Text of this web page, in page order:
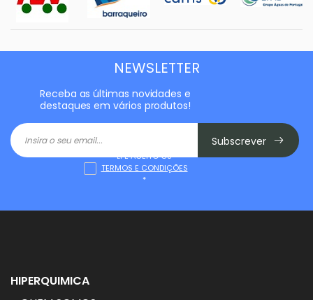
NEWSLETTER
Receba as últimas novidades e
destaques em vários produtos!
Subscrever
LI E ACEITO OS
TERMOS E CONDIÇÕES
*
HIPERQUIMICA